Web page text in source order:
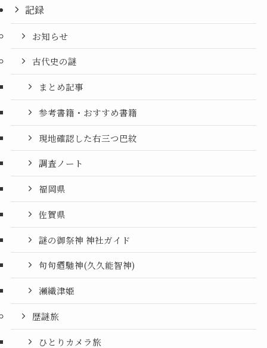
記録
お知らせ
古代史の謎
まとめ記事
参考書籍・おすすめ書籍
現地確認した右三つ巴紋
調査ノート
福岡県
佐賀県
謎の御祭神 神社ガイド
句句廼馳神(久久能智神)
瀬織津姫
歴謎旅
ひとりカメラ旅